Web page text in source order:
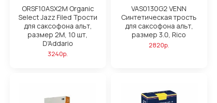
ORSF10ASX2M Organic
Select Jazz Filed Трости
для саксофона альт,
размер 2M, 10 шт,
D'Addario
3240р.
VAS0130G2 VENN
Синтетическая трость
для саксофона альт,
размер 3.0, Rico
2820р.